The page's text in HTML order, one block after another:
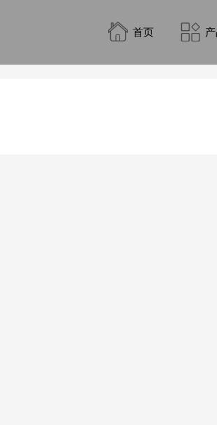
首页